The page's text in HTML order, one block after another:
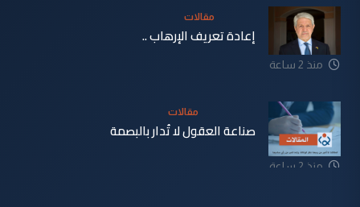
منذ 2 ساعة
مقالات
إعادة تعريف الإرهاب ..
منذ 2 ساعة
مقالات
صناعة العقول لا تُدار بالبصمة